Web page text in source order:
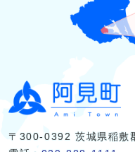
〒300-0392 茨城県稲敷